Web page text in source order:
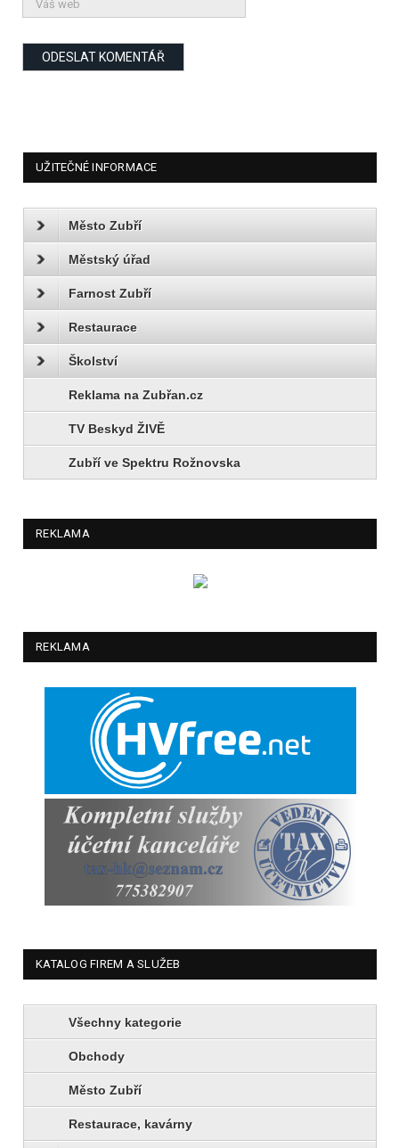
UŽITEČNÉ INFORMACE
Město Zubří
Městský úřad
Farnost Zubří
Restaurace
Školství
Reklama na Zubřan.cz
TV Beskyd ŽIVĚ
Zubří ve Spektru Rožnovska
REKLAMA
REKLAMA
KATALOG FIREM A SLUŽEB
Všechny kategorie
Obchody
Město Zubří
Restaurace, kavárny